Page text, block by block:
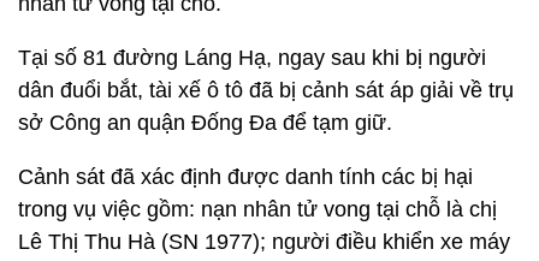
Tại số 81 đường Láng Hạ, ngay sau khi bị người
dân đuổi bắt, tài xế ô tô đã bị cảnh sát áp giải về trụ
sở Công an quận Đống Đa để tạm giữ.
Cảnh sát đã xác định được danh tính các bị hại
trong vụ việc gồm: nạn nhân tử vong tại chỗ là chị
Lê Thị Thu Hà (SN 1977); người điều khiển xe máy